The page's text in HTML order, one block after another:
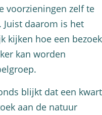
voorzieningen zelf te
daarom is het
kijken hoe een bezoek
kan worden
blijkt dat een kwart
aan de natuur